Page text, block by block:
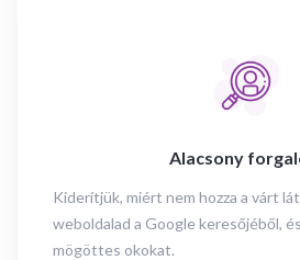
Alacsony
Kiderítjük, miért nem hozza a várt
weboldalad a Google keresőjéből,
mögöttes okokat.